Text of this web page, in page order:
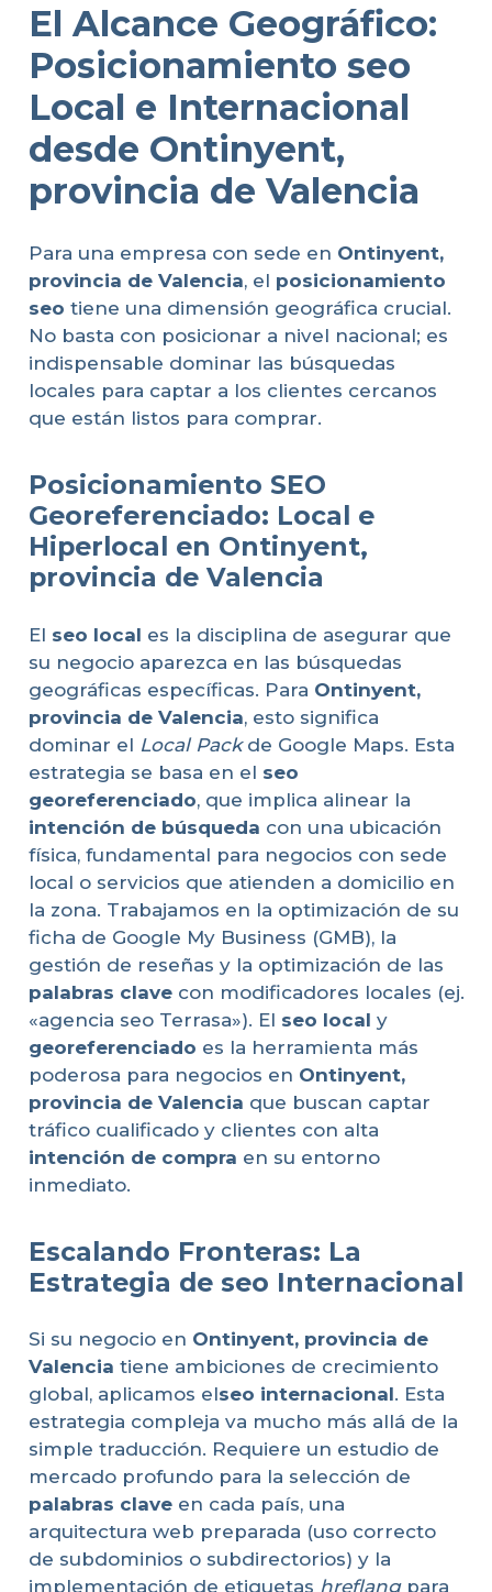
El Alcance Geográfico:
Posicionamiento seo
Local e Internacional
desde Ontinyent,
provincia de Valencia
Para una empresa con sede en Ontinyent,
provincia de Valencia, el posicionamiento
seo tiene una dimensión geográfica crucial.
No basta con posicionar a nivel nacional; es
indispensable dominar las búsquedas
locales para captar a los clientes cercanos
que están listos para comprar.
Posicionamiento SEO
Georeferenciado: Local e
Hiperlocal en Ontinyent,
provincia de Valencia
El seo local es la disciplina de asegurar que
su negocio aparezca en las búsquedas
geográficas específicas. Para Ontinyent,
provincia de Valencia, esto significa
dominar el Local Packde Google Maps. Esta
estrategia se basa en el seo
georeferenciado, que implica alinear la
intención de búsqueda con una ubicación
física, fundamental para negocios con sede
local o servicios que atienden a domicilio en
la zona. Trabajamos en la optimización de su
ficha de Google My Business (GMB), la
gestión de reseñas y la optimización de las
palabras clavecon modificadores locales (ej.
«agencia seo Terrasa»). El seo local y
georeferenciado es la herramienta más
poderosa para negocios en Ontinyent,
provincia de Valencia que buscan captar
tráfico cualificado y clientes con alta
intención de compra en su entorno
inmediato.
Escalando Fronteras: La
Estrategia de seo Internacional
Si su negocio en Ontinyent, provincia de
Valencia tiene ambiciones de crecimiento
global, aplicamos elseo internacional. Esta
estrategia compleja va mucho más allá de la
simple traducción. Requiere un estudio de
mercado profundo para la selección de
palabras claveen cada país, una
arquitectura web preparada (uso correcto
de subdominios o subdirectorios) y la
implementación de etiquetas hreflangpara